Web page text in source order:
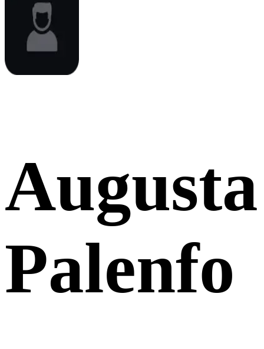
Augusta
Palenfo